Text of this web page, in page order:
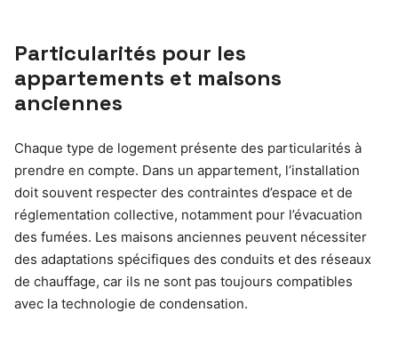
Particularités pour les
appartements et maisons
anciennes
Chaque type de logement présente des particularités à
prendre en compte. Dans un appartement, l’installation
doit souvent respecter des contraintes d’espace et de
réglementation collective, notamment pour l’évacuation
des fumées. Les maisons anciennes peuvent nécessiter
des adaptations spécifiques des conduits et des réseaux
de chauffage, car ils ne sont pas toujours compatibles
avec la technologie de condensation.